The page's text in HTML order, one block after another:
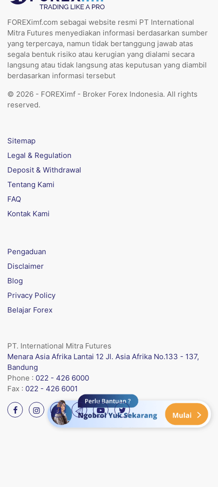
FOREXimf.com sebagai website resmi PT International
Mitra Futures menyediakan informasi berdasarkan sumber
yang terpercaya, namun tidak bertanggung jawab atas
segala bentuk risiko atau kerugian yang dialami secara
langsung atau tidak langsung atas keputusan yang diambil
berdasarkan informasi tersebut
© 2026 - FOREXimf - Broker Forex Indonesia. All rights
reserved.
Sitemap
Legal & Regulation
Deposit & Withdrawal
Tentang Kami
FAQ
Kontak Kami
Pengaduan
Disclaimer
Blog
Privacy Policy
Belajar Forex
PT. International Mitra Futures
Menara Asia Afrika Lantai 12 Jl. Asia Afrika No.133 - 137,
Bandung
Phone : 022 - 426 6000
Fax : 022 - 426 6001